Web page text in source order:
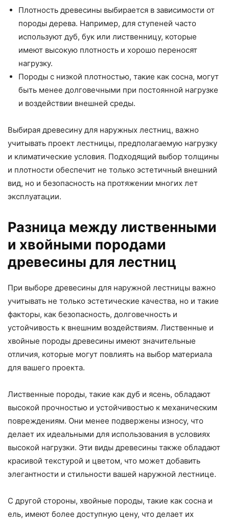
Плотность древесины выбирается в зависимости от
породы дерева. Например, для ступеней часто
используют дуб, бук или лиственницу, которые
имеют высокую плотность и хорошо переносят
нагрузку.
Породы с низкой плотностью, такие как сосна, могут
быть менее долговечными при постоянной нагрузке
и воздействии внешней среды.
Выбирая древесину для наружных лестниц, важно
учитывать проект лестницы, предполагаемую нагрузку
и климатические условия. Подходящий выбор толщины
и плотности обеспечит не только эстетичный внешний
вид, но и безопасность на протяжении многих лет
эксплуатации.
Разница между лиственными
и хвойными породами
древесины для лестниц
При выборе древесины для наружной лестницы важно
учитывать не только эстетические качества, но и такие
факторы, как безопасность, долговечность и
устойчивость к внешним воздействиям. Лиственные и
хвойные породы древесины имеют значительные
отличия, которые могут повлиять на выбор материала
для вашего проекта.
Лиственные породы, такие как дуб и ясень, обладают
высокой прочностью и устойчивостью к механическим
повреждениям. Они менее подвержены износу, что
делает их идеальными для использования в условиях
высокой нагрузки. Эти виды древесины также обладают
красивой текстурой и цветом, что может добавить
элегантности и стильности вашей наружной лестнице.
С другой стороны, хвойные породы, такие как сосна и
ель, имеют более доступную цену, что делает их